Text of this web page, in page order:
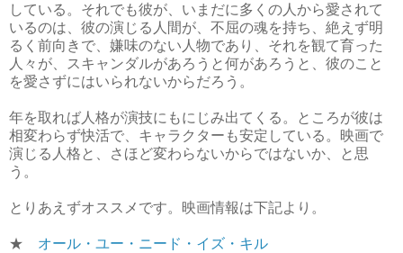
している。それでも彼が、いまだに多くの人から愛されて
いるのは、彼の演じる人間が、不屈の魂を持ち、絶えず明
るく前向きで、嫌味のない人物であり、それを観て育った
人々が、スキャンダルがあろうと何があろうと、彼のこと
を愛さずにはいられないからだろう。
年を取れば人格が演技にもにじみ出てくる。ところが彼は
相変わらず快活で、キャラクターも安定している。映画で
演じる人格と、さほど変わらないからではないか、と思
う。
とりあえずオススメです。映画情報は下記より。
★ オール・ユー・ニード・イズ・キル